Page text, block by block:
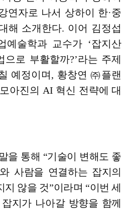
연자로 나서 상하이 한·중
해 소개한다. 이어 김정섭
예술학과 교수가 ‘잡지산
으로 부활할까?’라는 주제
예정이며 , 황창연㈜플랜
아진의 AI 혁신 전략에 대
을 통해 “기술이 변해도 좋
사람을 연결하는 잡지의
지 않을 것”이라며 “이번 세
지가 나아갈 방향을 함께